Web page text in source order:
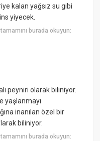
kalan yağsız su gibi
yiyecek.
tamamını burada okuyun:
peyniri olarak biliniyor.
yaşlanmayı
inanılan özel bir
biliniyor.
tamamını burada okuyun: